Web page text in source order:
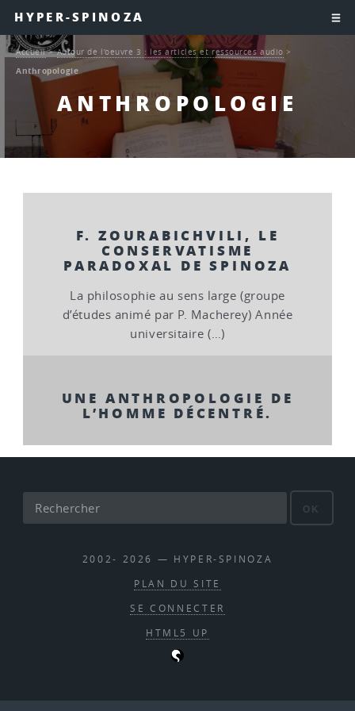
HYPER-SPINOZA
ANTHROPOLOGIE
Accueil>Autour de l’oeuvre 3 : les articles et ressources audio >
Anthropologie
F. ZOURABICHVILI, LE
CONSERVATISME
PARADOXAL DE SPINOZA
La philosophie au sens large (groupe
d’études animé par P. Macherey) Année
universitaire (…)
UNE ANTHROPOLOGIE DE
L’HOMME DÉCENTRÉ.
OK
2002- 2026 — HYPER-SPINOZA
PLAN DU SITE
SE CONNECTER
HTML5 UP